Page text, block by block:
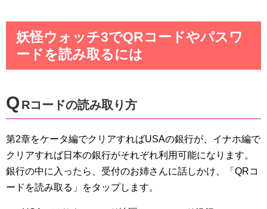
妖怪ウォッチ3でQRコードやパスワ
ードを読み取るには
Q Rコードの読み取り方
第2章をケータ編でクリアすればUSAの銀行が、イナホ編で
クリアすれば日本の銀行がそれぞれ利用可能になります。
銀行の中に入ったら、受付のお姉さんに話しかけ、「QRコ
ードを読み取る」をタップします。